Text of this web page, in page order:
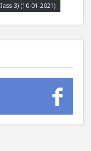
3) (10-01-2021)